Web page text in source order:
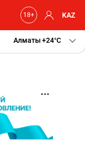
KAZ
Алматы+24 C